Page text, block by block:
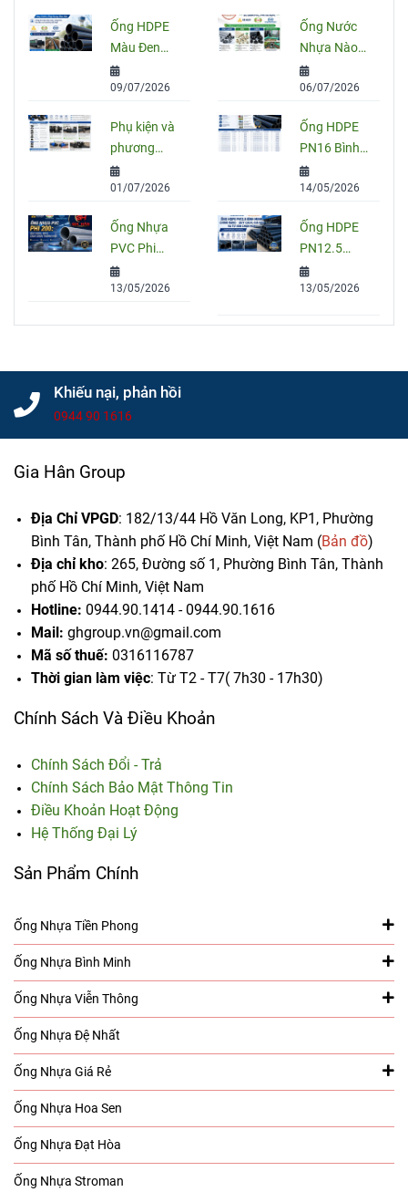
Ống HDPE
Màu Đen
Sọc Xanh:
Quy Cách,
Và Cách
Chọn Đúng
09/07/2026
Ống Nước
Nhựa Nào
Tốt Nhất
Hiện Nay?
PVC, PPR
Và HDPE
06/07/2026
Phụ kiện và
phương
pháp nối
ống HDPE
thuật
01/07/2026
Ống HDPE
PN16 Bình
Minh: Quy
Cách, Báo
Chọn Đúng
Cho Công
Trình
14/05/2026
Ống Nhựa
PVC Phi
200: Quy
Cách, Giá
Trình
13/05/2026
Ống HDPE
PN12.5
Bình Minh
Chính Hãng
Chọn Mua
13/05/2026
Khiếu nại, phản hồi
0944 90 1616
Gia Hân Group
Địa Chỉ VPGD: 182/13/44 Hồ Văn Long, KP1, Phường
Bình Tân, Thành phố Hồ Chí Minh, Việt Nam (Bản đồ)
Địa chỉ kho: 265, Đường số 1, Phường Bình Tân, Thành
phố Hồ Chí Minh, Việt Nam
Hotline: 0944.90.1414 - 0944.90.1616
Mail: ghgroup.vn@gmail.com
Mã số thuế: 0316116787
Thời gian làm việc: Từ T2 - T7( 7h30 - 17h30)
Chính Sách Và Điều Khoản
Chính Sách Đổi - Trả
Chính Sách Bảo Mật Thông Tin
Điều Khoản Hoạt Động
Hệ Thống Đại Lý
Sản Phẩm Chính
Ống Nhựa Tiền Phong
Ống Nhựa Bình Minh
Ống Nhựa Viễn Thông
Ống Nhựa Đệ Nhất
Ống Nhựa Giá Rẻ
Ống Nhựa Hoa Sen
Ống Nhựa Đạt Hòa
Ống Nhựa Stroman